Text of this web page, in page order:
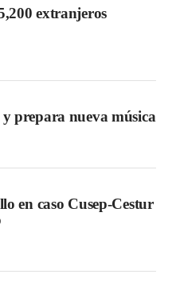
extranjeros
prepara nueva música
en caso Cusep-Cestur